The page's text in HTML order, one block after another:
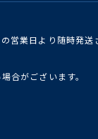
営業日より随時発送
合がございます。